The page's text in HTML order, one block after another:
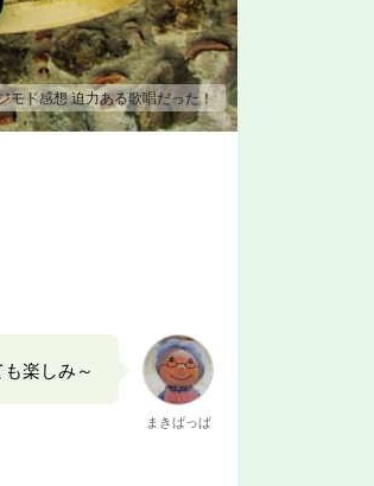
モド感想 迫力ある歌唱だった！
楽しみ～
まきばっぱ